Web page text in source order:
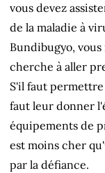
vous devez
de la maladie à
Bundibugyo,
cherche à aller
S'il faut permettre
faut leur donner
équipements de
est moins cher
par la défiance.